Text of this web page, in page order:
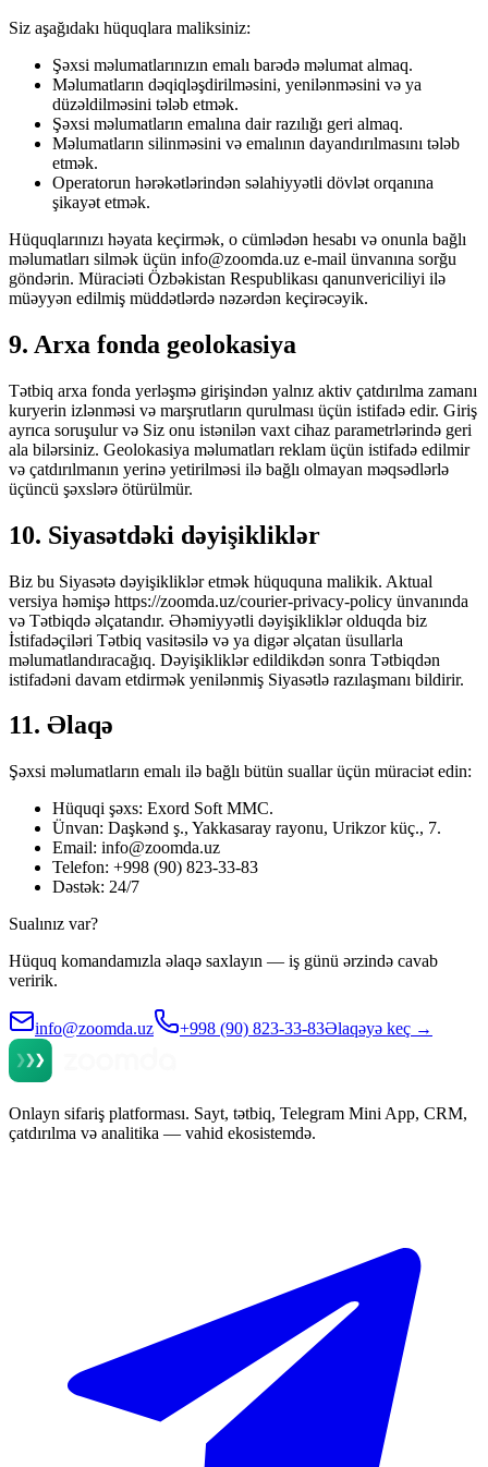
Siz aşağıdakı hüquqlara maliksiniz:
Şəxsi məlumatlarınızın emalı barədə məlumat almaq.
Məlumatların dəqiqləşdirilməsini, yenilənməsini və ya
düzəldilməsini tələb etmək.
Şəxsi məlumatların emalına dair razılığı geri almaq.
Məlumatların silinməsini və emalının dayandırılmasını tələb
etmək.
Operatorun hərəkətlərindən səlahiyyətli dövlət orqanına
şikayət etmək.
Hüquqlarınızı həyata keçirmək, o cümlədən hesabı və onunla bağlı
məlumatları silmək üçün info@zoomda.uz e-mail ünvanına sorğu
göndərin. Müraciəti Özbəkistan Respublikası qanunvericiliyi ilə
müəyyən edilmiş müddətlərdə nəzərdən keçirəcəyik.
9. Arxa fonda geolokasiya
Tətbiq arxa fonda yerləşmə girişindən yalnız aktiv çatdırılma zamanı
kuryerin izlənməsi və marşrutların qurulması üçün istifadə edir. Giriş
ayrıca soruşulur və Siz onu istənilən vaxt cihaz parametrlərində geri
ala bilərsiniz. Geolokasiya məlumatları reklam üçün istifadə edilmir
və çatdırılmanın yerinə yetirilməsi ilə bağlı olmayan məqsədlərlə
üçüncü şəxslərə ötürülmür.
10. Siyasətdəki dəyişikliklər
Biz bu Siyasətə dəyişikliklər etmək hüququna malikik. Aktual
versiya həmişə https://zoomda.uz/courier-privacy-policy ünvanında
və Tətbiqdə əlçatandır. Əhəmiyyətli dəyişikliklər olduqda biz
İstifadəçiləri Tətbiq vasitəsilə və ya digər əlçatan üsullarla
məlumatlandıracağıq. Dəyişikliklər edildikdən sonra Tətbiqdən
istifadəni davam etdirmək yenilənmiş Siyasətlə razılaşmanı bildirir.
11. Əlaqə
Şəxsi məlumatların emalı ilə bağlı bütün suallar üçün müraciət edin:
Hüquqi şəxs: Exord Soft MMC.
Ünvan: Daşkənd ş., Yakkasaray rayonu, Urikzor küç., 7.
Email: info@zoomda.uz
Telefon: +998 (90) 823-33-83
Dəstək: 24/7
Sualınız var?
Hüquq komandamızla əlaqə saxlayın — iş günü ərzində cavab
veririk.
info@zoomda.uz +998 (90) 823-33-83Əlaqəyə keç →
Onlayn sifariş platforması. Sayt, tətbiq, Telegram Mini App, CRM,
çatdırılma və analitika — vahid ekosistemdə.